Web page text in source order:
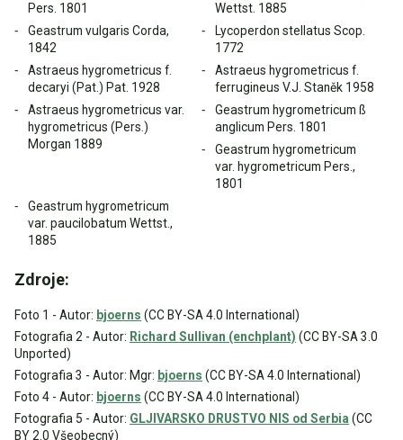
Pers. 1801
Wettst. 1885
Geastrum vulgaris Corda,
1842
Lycoperdon stellatus Scop.
1772
Astraeus hygrometricus f.
decaryi (Pat.) Pat. 1928
Astraeus hygrometricus f.
ferrugineus V.J. Staněk 1958
Astraeus hygrometricus var.
hygrometricus (Pers.)
Morgan 1889
Geastrum hygrometricum ß
anglicum Pers. 1801
Geastrum hygrometricum
var. hygrometricum Pers.,
1801
Geastrum hygrometricum
var. paucilobatum Wettst.,
1885
Zdroje:
Foto 1 - Autor: bjoerns (CC BY-SA 4.0 International)
Fotografia 2 - Autor: Richard Sullivan (enchplant) (CC BY-SA 3.0
Unported)
Fotografia 3 - Autor: Mgr: bjoerns (CC BY-SA 4.0 International)
Foto 4 - Autor: bjoerns (CC BY-SA 4.0 International)
Fotografia 5 - Autor: GLJIVARSKO DRUSTVO NIS od Serbia (CC
BY 2.0 Všeobecný)